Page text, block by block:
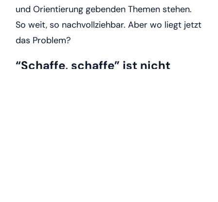
und Orientierung gebenden Themen stehen.
So weit, so nachvollziehbar. Aber wo liegt jetzt
das Problem?
“Schaffe, schaffe” ist nicht